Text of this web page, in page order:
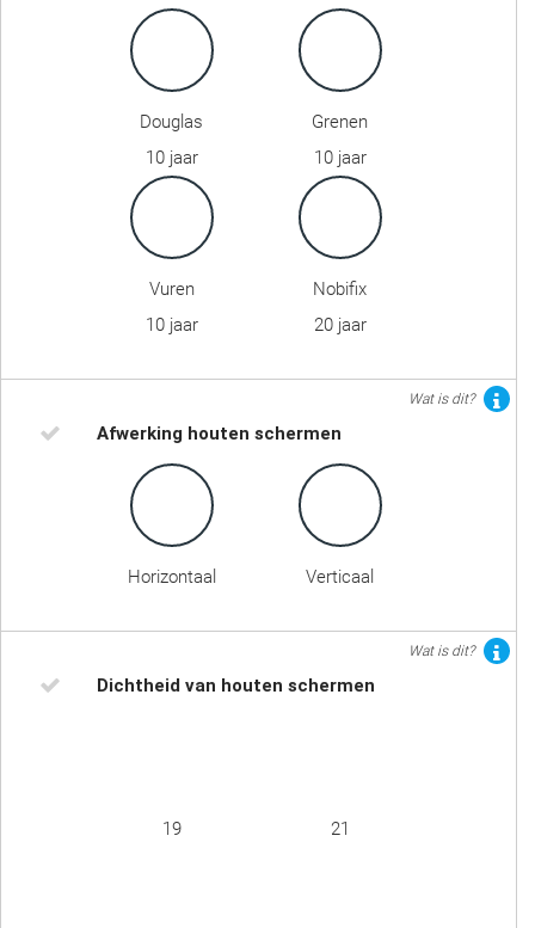
Douglas
10 jaar
Grenen
10 jaar
Vuren
10 jaar
Nobifix
20 jaar
Wat is dit?
Afwerking houten schermen
Horizontaal Verticaal
Wat is dit?
Dichtheid van houten schermen
19 21